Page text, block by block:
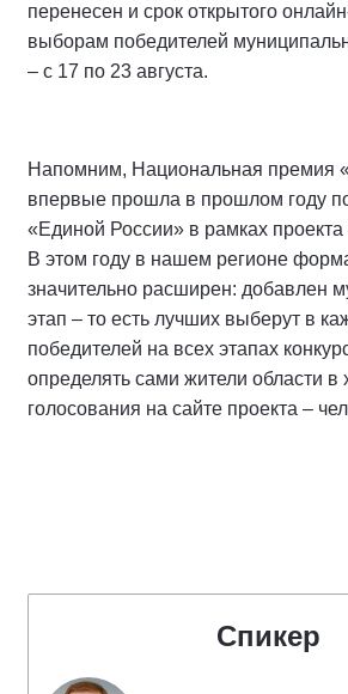
перенесен и срок открытого
выборам победителей
– с 17 по 23 августа.
Напомним, Национальная премия
впервые прошла в прошлом году
«Единой России» в рамках
В этом году в нашем регионе
значительно расширен: добавлен
этап – то есть лучших выберут в
победителей на всех этапах
определять сами жители области в
голосования на сайте проекта –
Спикер